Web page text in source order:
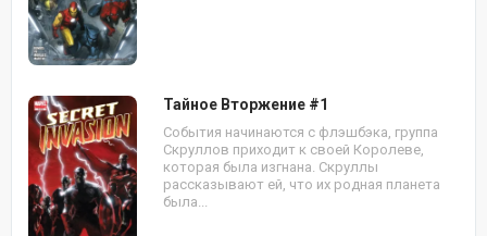
Тайное Вторжение #1
События начинаются с флэшбэка, группа
Скруллов приходит к своей Королеве,
которая была изгнана. Скруллы
рассказывают ей, что их родная планета
была...